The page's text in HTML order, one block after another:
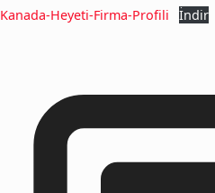
Kanada-Heyeti-Firma-Profili İndir